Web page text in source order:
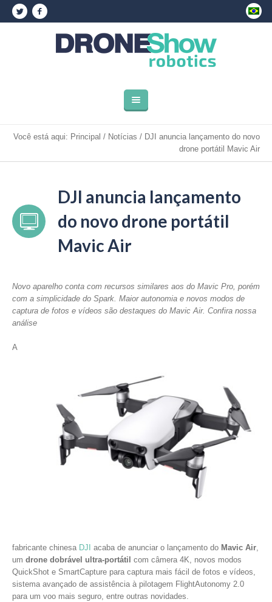
Você está aqui: Principal / Notícias / DJI anuncia lançamento do novo
drone portátil Mavic Air
DJI anuncia lançamento
do novo drone portátil
Mavic Air
Novo aparelho conta com recursos similares aos do Mavic Pro, porém
com a simplicidade do Spark. Maior autonomia e novos modos de
captura de fotos e vídeos são destaques do Mavic Air. Confira nossa
análise
A
fabricante chinesa DJI acaba de anunciar o lançamento do Mavic Air,
um drone dobrável ultra-portátil com câmera 4K, novos modos
QuickShot e SmartCapture para captura mais fácil de fotos e vídeos,
sistema avançado de assistência à pilotagem FlightAutonomy 2.0
para um voo mais seguro, entre outras novidades.